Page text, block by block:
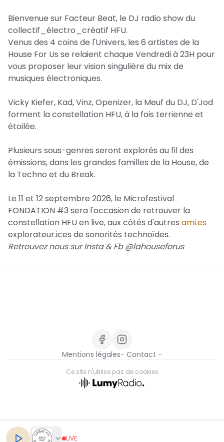
FR
Bienvenue sur Facteur Beat, le DJ radio show du
collectif_électro_créatif HFU.
Venus des 4 coins de l'Univers, les 6 artistes de la
House For Us se relaient chaque Vendredi à 23H pour
vous proposer leur vision singulière du mix de
musiques électroniques.
Vicky Kiefer, Kad, Vinz, Openizer, la Meuf du DJ, D'Jod
forment la constellation HFU, à la fois terrienne et
étoilée.
Plusieurs sous-genres seront explorés au fil des
émissions, dans les grandes familles de la House, de
la Techno et du Break.
Le 11 et 12 septembre 2026, le Microfestival
FONDATION #3 sera l'occasion de retrouver la
constellation HFU en live, aux côtés d'autres ami.es
explorateur.ices de sonorités technoïdes.
Retrouvez nous sur Insta & Fb @lahouseforus
Mentions légales- Contact -
Ce site n'utilise pas de cookies
LIVE